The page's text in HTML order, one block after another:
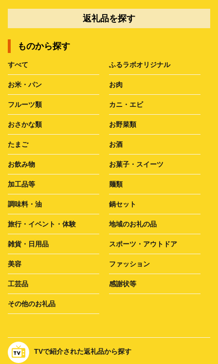
返礼品を探す
ものから探す
すべて ふるラボオリジナル
お米・パン お肉
フルーツ類 カニ・エビ
おさかな類 お野菜類
たまご お酒
お飲み物 お菓子・スイーツ
加工品等 麺類
調味料・油 鍋セット
旅行・イベント・体験 地域のお礼の品
雑貨・日用品 スポーツ・アウトドア
美容 ファッション
工芸品 感謝状等
その他のお礼品
TVで紹介された返礼品から探す